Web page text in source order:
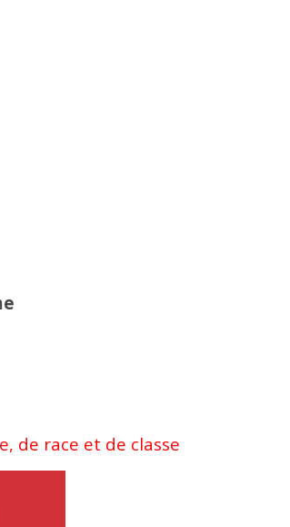
de race et de classe